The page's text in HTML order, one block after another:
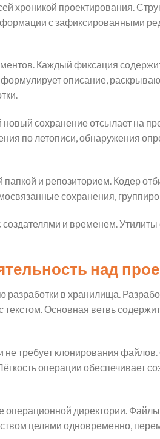
хроникой проектирования.
с зафиксированными
Каждый фиксация
описание,
сохранение отсылает на
по летописи, обнаружения
и репозиторием. Кодер
сохранения,
и временем.
над
в хранилища.
Основная ветвь
требует клонирования файлов.
операции обеспечивает
директории. Файлы
целями одновременно,